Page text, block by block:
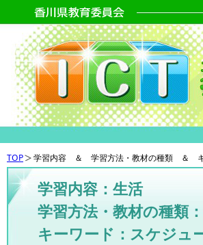
TOP 学習内容 ＆ 学習方法・教材の種類 ＆
学習内容：生活
学習方法・教材の種類
キーワード：スケジュ